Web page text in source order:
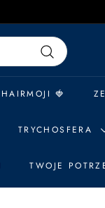
Szukaj
HAIRMOJI 🍓
TRYCHOSFERA
TWOJE